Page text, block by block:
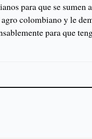
para que se sumen
colombiano y le
para que